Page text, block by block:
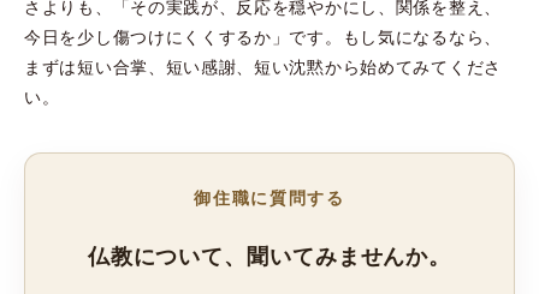
さよりも、「その実践が、反応を穏やかにし、関係を整え、
今日を少し傷つけにくくするか」です。もし気になるなら、
まずは短い合掌、短い感謝、短い沈黙から始めてみてくださ
い。
御住職に質問する
仏教について、聞いてみませんか。